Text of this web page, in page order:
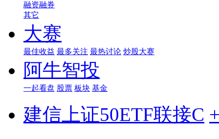
融资融券
其它
大赛
最佳收益 最多关注 最热讨论 炒股大赛
阿牛智投
一起看盘 股票 板块 基金
建信上证50ETF联接C